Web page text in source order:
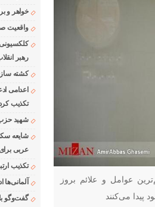
عوامل و علائم بروز
خواهر و
واقعیت
رهبر
کشته
اعدامی
تکذیب
شهید
شایعه
عربی
تکذیب
آلمانی‌ها ادعای ۲۰۰هزار نفری
گفت‌وگو